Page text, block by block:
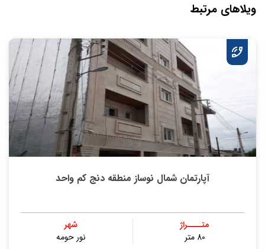
ویلاهای مرتبط
آپارتمان شمال نوساز منطقه دنج کم واحد
متــــراژ
80 متر
شهر
نور حومه